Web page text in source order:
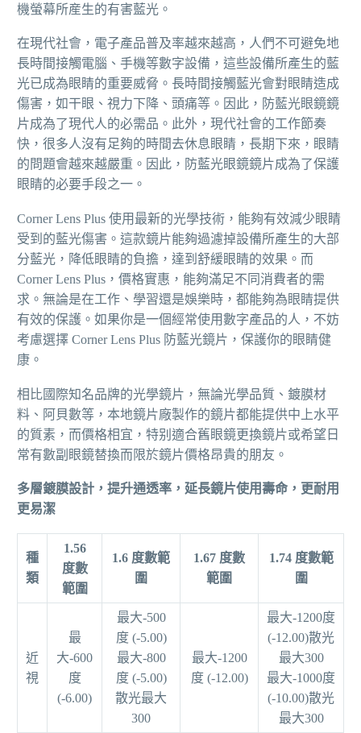
機螢幕所産生的有害藍光。
在現代社會，電子產品普及率越來越高，人們不可避免地
長時間接觸電腦、手機等數字設備，這些設備所產生的藍
光已成為眼睛的重要威脅。長時間接觸藍光會對眼睛造成
傷害，如干眼、視力下降、頭痛等。因此，防藍光眼鏡鏡
片成為了現代人的必需品。此外，現代社會的工作節奏
快，很多人沒有足夠的時間去休息眼睛，長期下來，眼睛
的問題會越來越嚴重。因此，防藍光眼鏡鏡片成為了保護
眼睛的必要手段之一。
Corner Lens Plus 使用最新的光學技術，能夠有效減少眼睛
受到的藍光傷害。這款鏡片能夠過濾掉設備所產生的大部
分藍光，降低眼睛的負擔，達到舒緩眼睛的效果。而
Corner Lens Plus，價格實惠，能夠滿足不同消費者的需
求。無論是在工作、學習還是娛樂時，都能夠為眼睛提供
有效的保護。如果你是一個經常使用數字產品的人，不妨
考慮選擇 Corner Lens Plus 防藍光鏡片，保護你的眼睛健
康。
相比國際知名品牌的光學鏡片，無論光學品質、鍍膜材
料、阿貝數等，本地鏡片廠製作的鏡片都能提供中上水平
的質素，而價格相宜，特别適合舊眼鏡更換鏡片或希望日
常有數副眼鏡替換而限於鏡片價格昂貴的朋友。
多層鍍膜設計，提升通透率，延長鏡片使用壽命，更耐用
更易潔
種
類
1.56
度數
範圍
1.6 度數範
圍
1.67 度數
範圍
1.74 度數範
圍
近
視
最
大-600
度
(-6.00)
最大-500
度 (-5.00)
最大-800
度 (-5.00)
散光最大
300
最大-1200
度 (-12.00)
最大-1200度
(-12.00)散光
最大300
最大-1000度
(-10.00)散光
最大300